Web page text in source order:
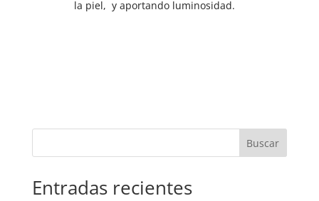
la piel, y aportando luminosidad.
Buscar
Entradas recientes